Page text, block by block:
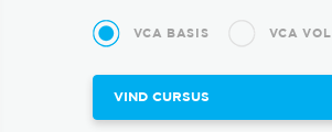
VCA BASIS VCA VOL
VIND CURSUS